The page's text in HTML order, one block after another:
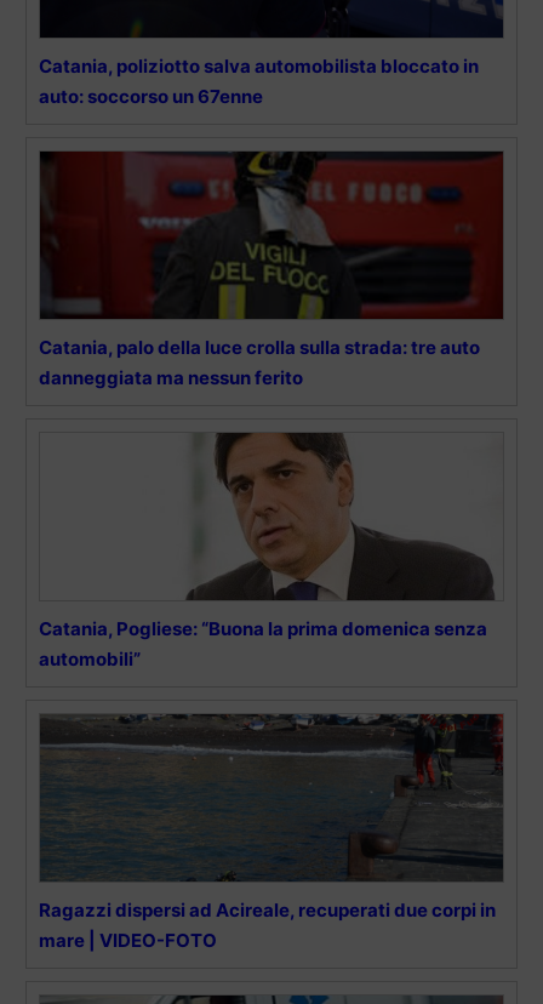
Catania, poliziotto salva automobilista bloccato in
auto: soccorso un 67enne
Catania, palo della luce crolla sulla strada: tre auto
danneggiata ma nessun ferito
Catania, Pogliese: “Buona la prima domenica senza
automobili”
Ragazzi dispersi ad Acireale, recuperati due corpi in
mare | VIDEO-FOTO